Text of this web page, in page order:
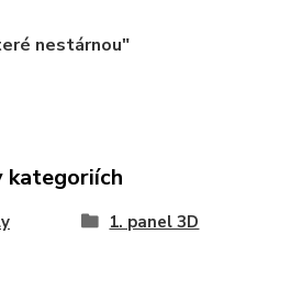
nestárnou"
kategoriích
1. panel 3D